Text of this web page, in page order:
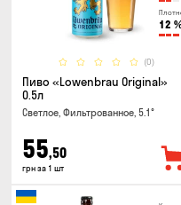
12
(0)
Пиво «Lowenbrau Original»
0.5л
Светлое, Фильтрованное, 5.1°
55,50
грн за 1 шт